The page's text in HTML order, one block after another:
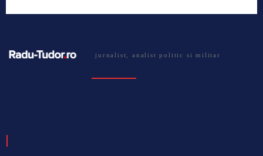
jurnalist, analist politic si militar